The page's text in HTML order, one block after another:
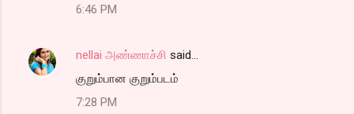
6:46 PM
nellai அண்ணாச்சி said…
குறும்பான குறும்படம்
7:28 PM